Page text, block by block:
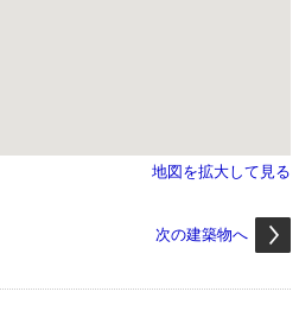
地図を拡大して見る
次の建築物へ